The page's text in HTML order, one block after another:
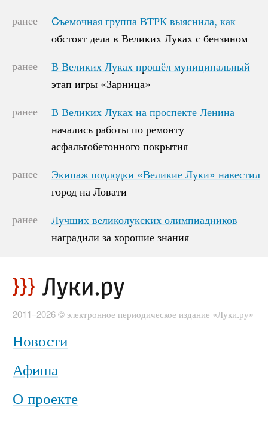
ранее
Cъемочная группа ВТРК выяснила, как
обстоят дела в Великих Луках с бензином
Cъемочная группа ВТРК выяснила, как
обстоят дела в Великих Луках с бензином
ранее
В Великих Луках прошёл муниципальный
этап игры «Зарница»
В Великих Луках прошёл муниципальный
этап игры «Зарница»
ранее
В Великих Луках на проспекте Ленина
начались работы по ремонту
асфальтобетонного покрытия
В Великих Луках на проспекте Ленина
начались работы по ремонту
асфальтобетонного покрытия
ранее
Экипаж подлодки «Великие Луки» навестил
город на Ловати
Экипаж подлодки «Великие Луки» навестил
город на Ловати
ранее
Лучших великолукских олимпиадников
наградили за хорошие знания
Лучших великолукских олимпиадников
наградили за хорошие знания
2011–2026 © электронное периодическое издание «Луки.ру»
Новости
Афиша
О проекте